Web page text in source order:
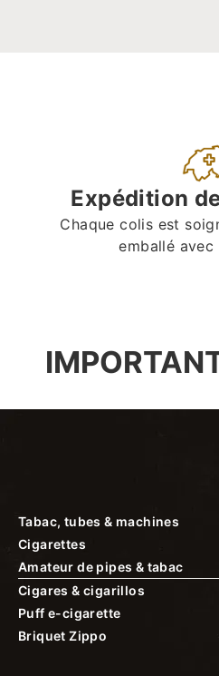
Expédition
Chaque colis est
emballé avec
Tabac, tubes & machines
Cigarettes
Amateur de pipes & tabac
Cigares & cigarillos
Puff e-cigarette
Briquet Zippo